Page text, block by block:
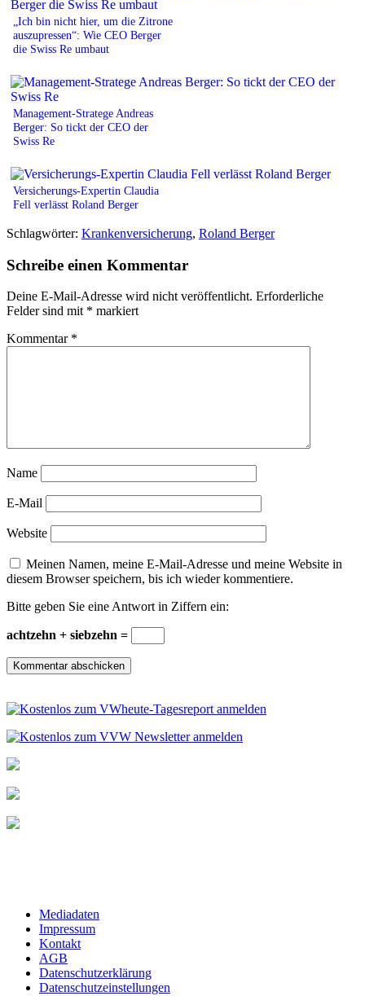
„Ich bin nicht hier, um die Zitrone
auszupressen“: Wie CEO Berger
die Swiss Re umbaut
Management-Stratege Andreas
Berger: So tickt der CEO der
Swiss Re
Versicherungs-Expertin Claudia
Fell verlässt Roland Berger
Schlagwörter: Krankenversicherung, Roland Berger
Schreibe einen Kommentar
Deine E-Mail-Adresse wird nicht veröffentlicht. Erforderliche
Felder sind mit * markiert
Kommentar *
Name
E-Mail
Website
Meinen Namen, meine E-Mail-Adresse und meine Website in
diesem Browser speichern, bis ich wieder kommentiere.
Bitte geben Sie eine Antwort in Ziffern ein:
achtzehn + siebzehn =
Mediadaten
Impressum
Kontakt
AGB
Datenschutzerklärung
Datenschutzeinstellungen